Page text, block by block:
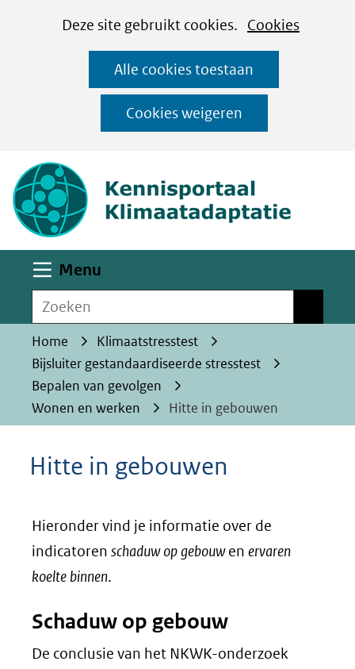
CookiesDeze site gebruikt cookies. Cookies
op
deze
website
worden
toegestaan
geweigerd.
Alle cookies toestaan
Cookies weigeren
Ga
naar
de
inhoud
Menu
Zoeken
Home
Klimaatstresstest
Bijsluiter gestandaardiseerde stresstest
Bepalen van gevolgen
Wonen en werken
Hitte in gebouwen
Hitte in gebouwen
Hieronder vind je informatie over de
indicatoren schaduw op gebouwen ervaren
koelte binnen.
Schaduw op gebouw
De conclusie van het NKWK-onderzoek